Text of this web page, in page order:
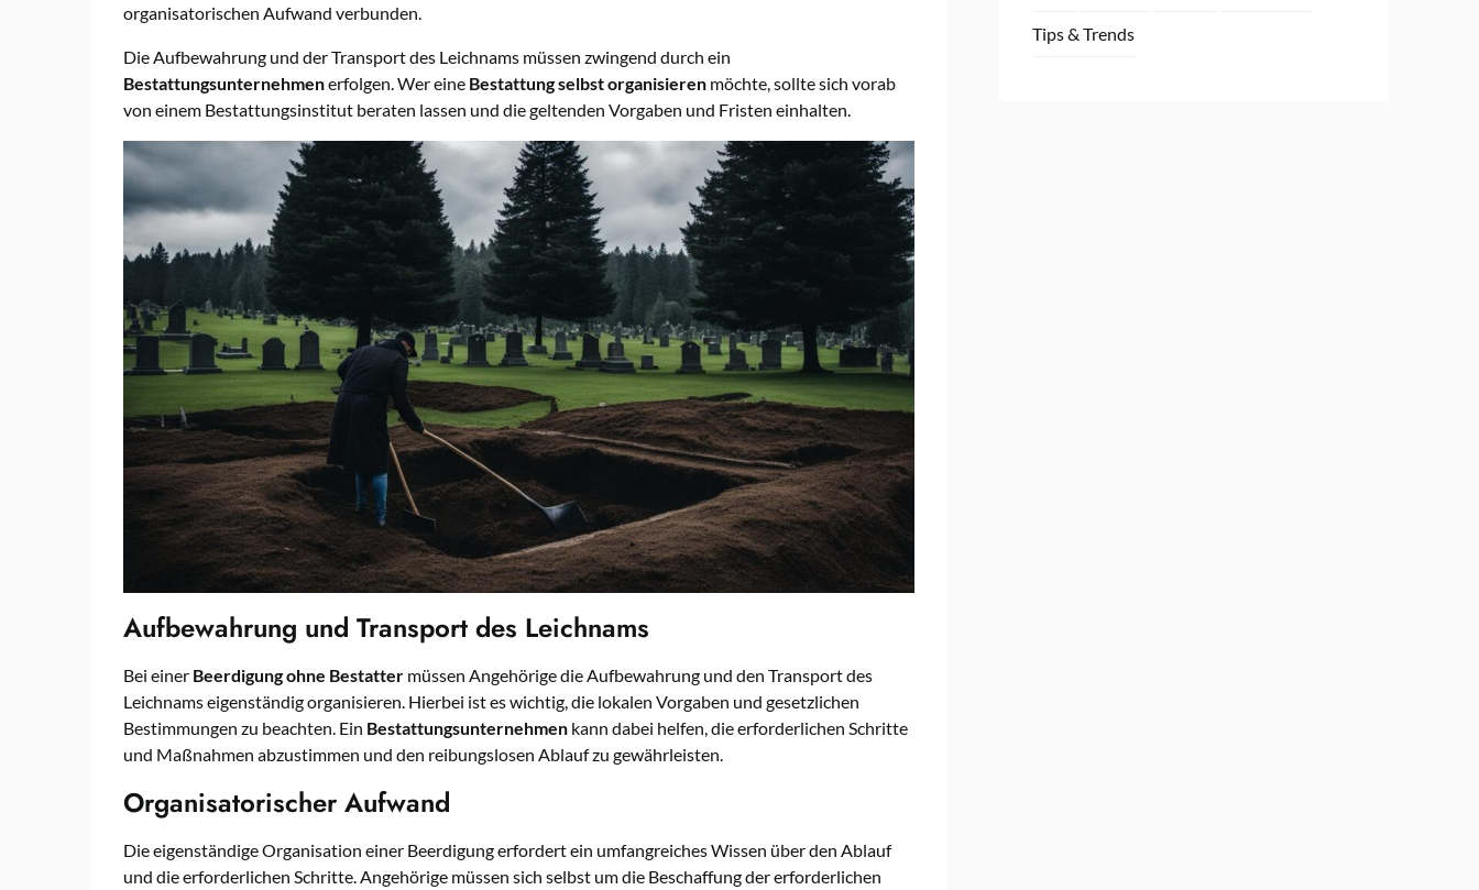
organisatorischen Aufwand verbunden.
Die Aufbewahrung und der Transport des Leichnams müssen zwingend durch ein
Bestattungsunternehmenerfolgen. Wer eine Bestattung selbst organisieren möchte, sollte sich vorab
von einem Bestattungsinstitut beraten lassen und die geltenden Vorgaben und Fristen einhalten.
Aufbewahrung und Transport des Leichnams
Bei einer Beerdigung ohne Bestatter müssen Angehörige die Aufbewahrung und den Transport des
Leichnams eigenständig organisieren. Hierbei ist es wichtig, die lokalen Vorgaben und gesetzlichen
Bestimmungen zu beachten. Ein Bestattungsunternehmen kann dabei helfen, die erforderlichen Schritte
und Maßnahmen abzustimmen und den reibungslosen Ablauf zu gewährleisten.
Organisatorischer Aufwand
Die eigenständige Organisation einer Beerdigung erfordert ein umfangreiches Wissen über den Ablauf
und die erforderlichen Schritte. Angehörige müssen sich selbst um die Beschaffung der erforderlichen
Tips & Trends